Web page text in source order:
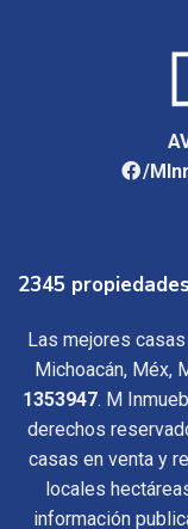
/
2345
Las mejores
Michoacán, Méx,
1353947. M
derechos
casas en venta y
locales
información